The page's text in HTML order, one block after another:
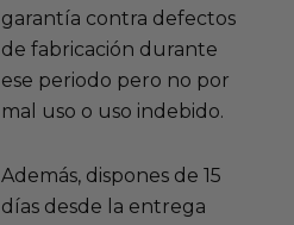
garantía contra defectos
de fabricación durante
ese periodo pero no por
mal uso o uso indebido.
Además, dispones de 15
días desde la entrega